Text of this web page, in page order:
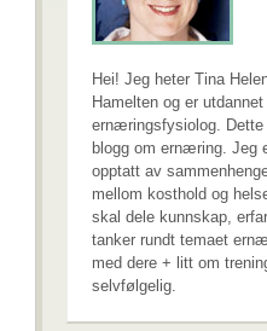
Hei! Jeg heter Tina
Hamelten og er
ernæringsfysiolog. Dette
blogg om ernæring. Jeg
opptatt av
mellom kosthold og
skal dele kunnskap,
tanker rundt temaet
med dere + litt om
selvfølgelig.